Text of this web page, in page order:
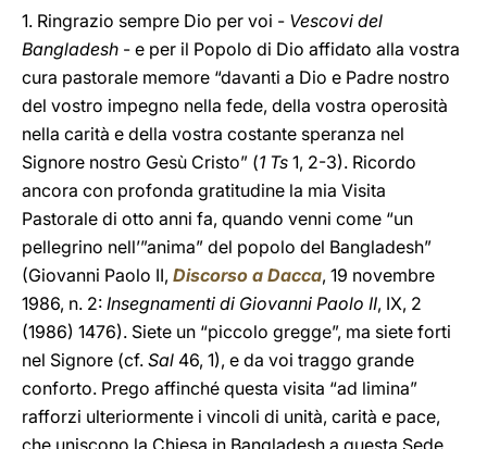
1. Ringrazio sempre Dio per voi - Vescovi del
Bangladesh - e per il Popolo di Dio affidato alla vostra
cura pastorale memore “davanti a Dio e Padre nostro
del vostro impegno nella fede, della vostra operosità
nella carità e della vostra costante speranza nel
Signore nostro Gesù Cristo” (1 Ts 1, 2-3). Ricordo
ancora con profonda gratitudine la mia Visita
Pastorale di otto anni fa, quando venni come “un
pellegrino nell’”anima” del popolo del Bangladesh”
(Giovanni Paolo II, Discorso a Dacca, 19 novembre
1986, n. 2: Insegnamenti di Giovanni Paolo II, IX, 2
(1986) 1476). Siete un “piccolo gregge”, ma siete forti
nel Signore (cf. Sal 46, 1), e da voi traggo grande
conforto. Prego affinché questa visita “ad limina”
rafforzi ulteriormente i vincoli di unità, carità e pace,
che uniscono la Chiesa in Bangladesh a questa Sede